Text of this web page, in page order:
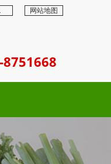
网站地图